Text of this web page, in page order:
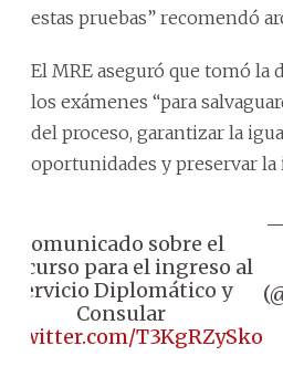
estas pruebas” recomendó
El MRE aseguró que tomó la
los exámenes “para
del proceso, garantizar la
oportunidades y preservar la
Comunicado sobre el
para el ingreso al
Servicio Diplomático y
Consular
T3KgRZySko